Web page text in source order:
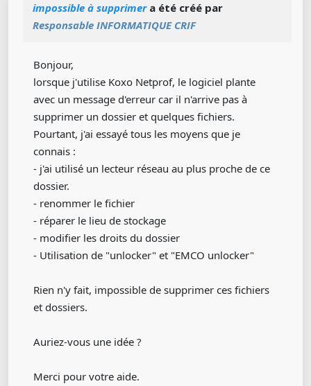
impossible à supprimera été créé par
Responsable INFORMATIQUE CRIF
Bonjour,
lorsque j'utilise Koxo Netprof, le logiciel plante
avec un message d'erreur car il n'arrive pas à
supprimer un dossier et quelques fichiers.
Pourtant, j'ai essayé tous les moyens que je
connais :
- j'ai utilisé un lecteur réseau au plus proche de ce
dossier.
- renommer le fichier
- réparer le lieu de stockage
- modifier les droits du dossier
- Utilisation de "unlocker" et "EMCO unlocker"
Rien n'y fait, impossible de supprimer ces fichiers
et dossiers.
Auriez-vous une idée ?
Merci pour votre aide.